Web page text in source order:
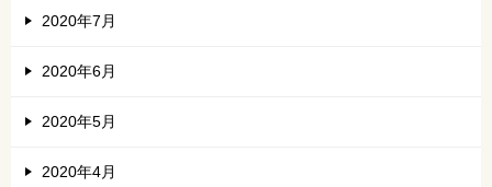
2020年7月
2020年6月
2020年5月
2020年4月